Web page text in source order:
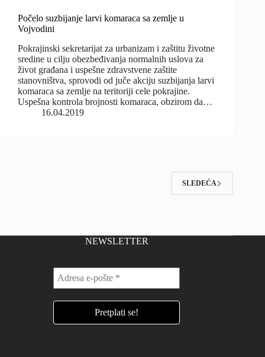
Počelo suzbijanje larvi komaraca sa zemlje u
Vojvodini
Pokrajinski sekretarijat za urbanizam i zaštitu životne
sredine u cilju obezbeđivanja normalnih uslova za
život građana i uspešne zdravstvene zaštite
stanovništva, sprovodi od juče akciju suzbijanja larvi
komaraca sa zemlje na teritoriji cele pokrajine.
Uspešna kontrola brojnosti komaraca, obzirom da…
16.04.2019
SLEDEĆA
NEWSLETTER